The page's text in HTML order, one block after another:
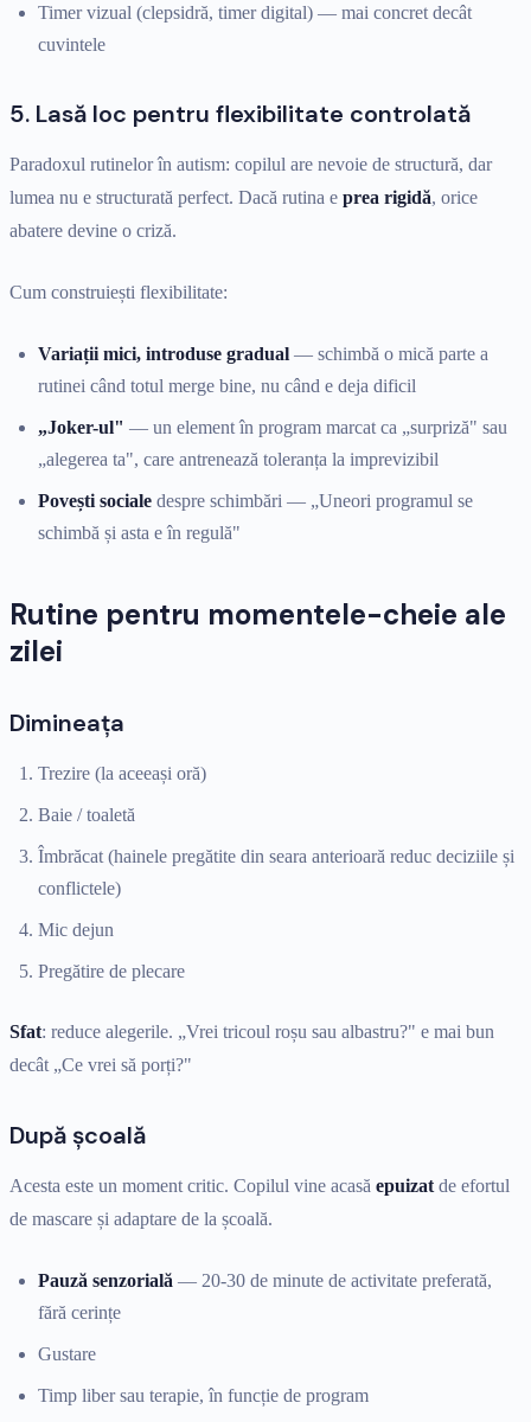
Timer vizual (clepsidră, timer digital) — mai concret decât
cuvintele
5. Lasă loc pentru flexibilitate controlată
Paradoxul rutinelor în autism: copilul are nevoie de structură, dar
lumea nu e structurată perfect. Dacă rutina e prea rigidă, orice
abatere devine o criză.
Cum construiești flexibilitate:
Variații mici, introduse gradual — schimbă o mică parte a
rutinei când totul merge bine, nu când e deja dificil
„Joker-ul" — un element în program marcat ca „surpriză" sau
„alegerea ta", care antrenează toleranța la imprevizibil
Povești sociale despre schimbări — „Uneori programul se
schimbă și asta e în regulă"
Rutine pentru momentele-cheie ale
zilei
Dimineața
Trezire (la aceeași oră)
Baie / toaletă
Îmbrăcat (hainele pregătite din seara anterioară reduc deciziile și
conflictele)
Mic dejun
Pregătire de plecare
Sfat: reduce alegerile. „Vrei tricoul roșu sau albastru?" e mai bun
decât „Ce vrei să porți?"
După școală
Acesta este un moment critic. Copilul vine acasă epuizat de efortul
de mascare și adaptare de la școală.
Pauză senzorială — 20-30 de minute de activitate preferată,
fără cerințe
Gustare
Timp liber sau terapie, în funcție de program